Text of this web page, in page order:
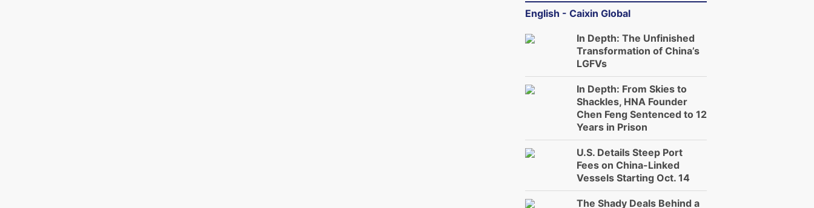
English - Caixin Global
In Depth: The Unfinished
Transformation of China’s
LGFVs
In Depth: From Skies to
Shackles, HNA Founder
Chen Feng Sentenced to 12
Years in Prison
U.S. Details Steep Port
Fees on China-Linked
Vessels Starting Oct. 14
The Shady Deals Behind a